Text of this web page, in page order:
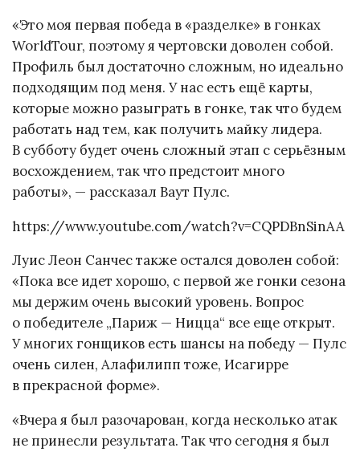
«Это моя первая победа в «разделке» в гонках
WorldTour, поэтому я чертовски доволен собой.
Профиль был достаточно сложным, но идеально
подходящим под меня. У нас есть ещё карты,
которые можно разыграть в гонке, так что будем
работать над тем, как получить майку лидера.
В субботу будет очень сложный этап с серьёзным
восхождением, так что предстоит много
работы», — рассказал Ваут Пулс.
https://www.youtube.com/watch?v=CQPDBnSinAA
Луис Леон Санчес также остался доволен собой:
«Пока все идет хорошо, с первой же гонки сезона
мы держим очень высокий уровень. Вопрос
о победителе „Париж — Ницца“ все еще открыт.
У многих гонщиков есть шансы на победу — Пулс
очень силен, Алафилипп тоже, Исагирре
в прекрасной форме».
«Вчера я был разочарован, когда несколько атак
не принесли результата. Так что сегодня я был